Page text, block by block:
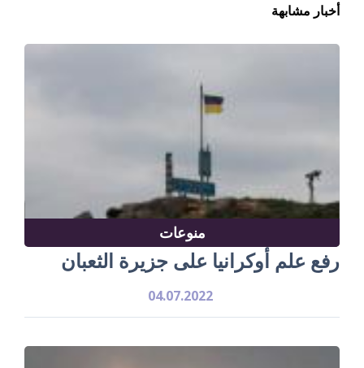
أخبار مشابهة
منوعات
رفع علم أوكرانيا على جزيرة الثعبان
04.07.2022